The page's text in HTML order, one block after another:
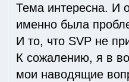
Тема интересна. И
именно была
И то, что SVP не
К сожалению, я в
мои наводящие